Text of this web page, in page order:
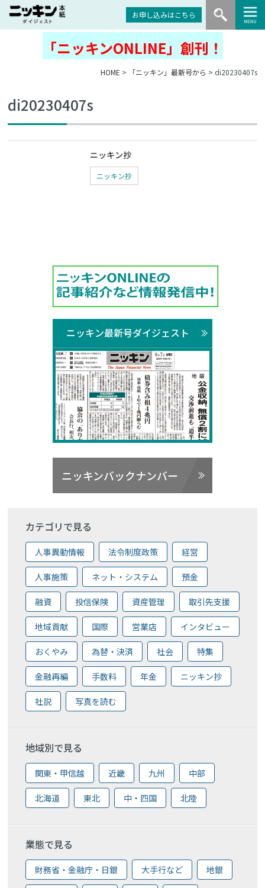
お申し込みはこちら
「ニッキンONLINE」創刊！
HOME > 「ニッキン」最新号から > di20230407s
di20230407s
ニッキン抄
ニッキン抄
ニッキン最新号ダイジェスト
ニッキンバックナンバー
カテゴリで見る
人事異動情報 法令制度政策 経営
人事施策 ネット・システム 預金
融資 投信保険 資産管理 取引先支援
地域貢献 国際 営業店 インタビュー
おくやみ 為替・決済 社会 特集
金融再編 手数料 年金 ニッキン抄
社説 写真を読む
地域別で見る
関東・甲信越 近畿 九州 中部
北海道 東北 中・四国 北陸
業態で見る
財務省・金融庁・日銀 大手行など 地銀